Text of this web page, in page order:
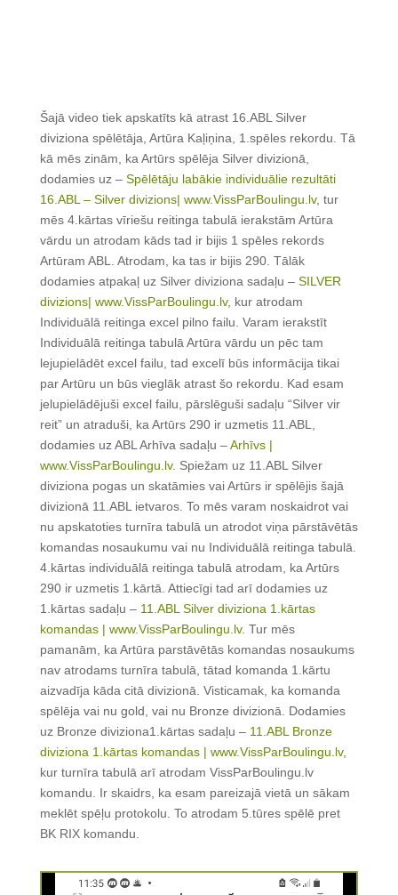
Šajā video tiek apskatīts kā atrast 16.ABL Silver
diviziona spēlētāja, Artūra Kaļiņina, 1.spēles rekordu. Tā
kā mēs zinām, ka Artūrs spēlēja Silver divizionā,
dodamies uz – Spēlētāju labākie individuālie rezultāti
16.ABL – Silver divizions| www.VissParBoulingu.lv, tur
mēs 4.kārtas vīriešu reitinga tabulā ierakstām Artūra
vārdu un atrodam kāds tad ir bijis 1 spēles rekords
Artūram ABL. Atrodam, ka tas ir bijis 290. Tālāk
dodamies atpakaļ uz Silver diviziona sadaļu – SILVER
divizions| www.VissParBoulingu.lv, kur atrodam
Individuālā reitinga excel pilno failu. Varam ierakstīt
Individuālā reitinga tabulā Artūra vārdu un pēc tam
lejupielādēt excel failu, tad excelī būs informācija tikai
par Artūru un būs vieglāk atrast šo rekordu. Kad esam
jelupielādējuši excel failu, pārslēguši sadaļu “Silver vir
reit” un atraduši, ka Artūrs 290 ir uzmetis 11.ABL,
dodamies uz ABL Arhīva sadaļu –Arhīvs |
www.VissParBoulingu.lv. Spiežam uz 11.ABL Silver
diviziona pogas un skatāmies vai Artūrs ir spēlējis šajā
divizionā 11.ABL ietvaros. To mēs varam noskaidrot vai
nu apskatoties turnīra tabulā un atrodot viņa pārstāvētās
komandas nosaukumu vai nu Individuālā reitinga tabulā.
4.kārtas individuālā reitinga tabulā atrodam, ka Artūrs
290 ir uzmetis 1.kārtā. Attiecīgi tad arī dodamies uz
1.kārtas sadaļu – 11.ABL Silver diviziona 1.kārtas
komandas | www.VissParBoulingu.lv. Tur mēs
pamanām, ka Artūra parstāvētās komandas nosaukums
nav atrodams turnīra tabulā, tātad komanda 1.kārtu
aizvadīja kāda citā divizionā. Visticamak, ka komanda
spēlēja vai nu gold, vai nu Bronze divizionā. Dodamies
uz Bronze diviziona1.kārtas sadaļu – 11.ABL Bronze
diviziona 1.kārtas komandas | www.VissParBoulingu.lv,
kur turnīra tabulā arī atrodam VissParBoulingu.lv
komandu. Ir skaidrs, ka esam pareizajā vietā un sākam
meklēt spēļu protokolu. To atrodam 5.tūres spēlē pret
BK RIX komandu.